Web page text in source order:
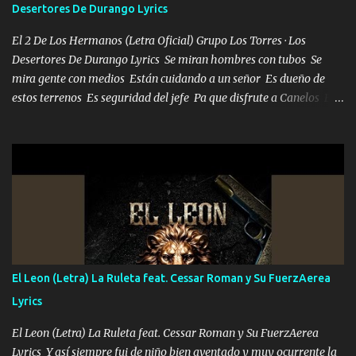
bailar Pero es que tengo un par de conciertos más que llenar Se
mueven solo por el interés P...
Desertores De Durango Lyrics
El 2 De Los Hermanos (Letra Oficial) Grupo Los Torres · Los
Desertores De Durango Lyrics Se miran hombres con tubos Se
mira gente con medios Están cuidando a un señor Es dueño de
estos terrenos Es seguridad del jefe Pa que disfrute a Canelos Es
ni tampoco las mujeres porque es platica de grandes por eso hay
que estar alegres doy las instrucciones para atender los deberes
Música Si es que salta algún problema de confianza tengo gente
ahí está el Hombre Cuarenta y también Pariente 7 arreglan
cualquier problema no más es cuestión que ordené NOS HACE
FALTA UN HERMANO DE CLAVE ERA EL 24 SIEMPRE FUE UN
HOMBRE VALIENTE POR ALGO M'URIÓ PELEAND0 SIEMPRE
VIO POR LA FAMILIA PARA QUE SIGA EL LEGADO Es el DOS de
los HERMANOS un cerebro inteligente y com...
El Leon (Letra) La Ruleta feat. Cessar Roman y Su FuerzAerea
Lyrics
El Leon (Letra) La Ruleta feat. Cessar Roman y Su FuerzAerea
Lyrics Y así siempre fui de niño bien aventado y muy ocurrente la